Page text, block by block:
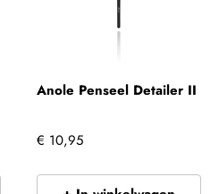
Anole Penseel Detailer II
€ 10,95